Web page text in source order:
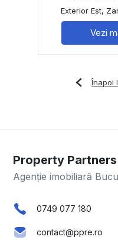
Exterior Est,
Vezi
Înapoi
Property Partners
Agenție imobiliară
0749 077 180
contact@ppre.ro